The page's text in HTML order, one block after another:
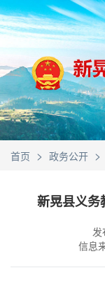
首页 > 政务公开 >
新晃县义务
发
信息